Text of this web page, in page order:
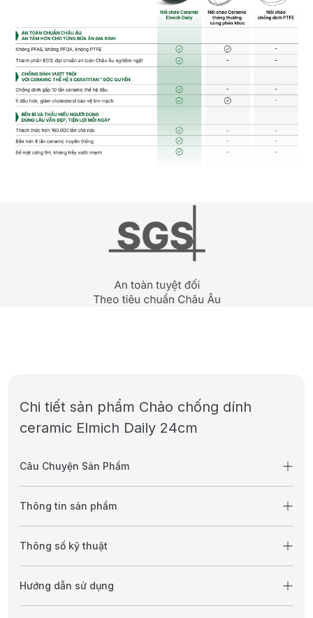
Chi tiết sản phẩm Chảo chống dính
ceramic Elmich Daily 24cm
Câu Chuyện Sản Phẩm
Thông tin sản phẩm
Thông số kỹ thuật
Hướng dẫn sử dụng